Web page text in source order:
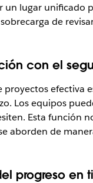
lugar unificado
de
con el
proyectos
Los equipos
Esta función
aborden de
progreso en